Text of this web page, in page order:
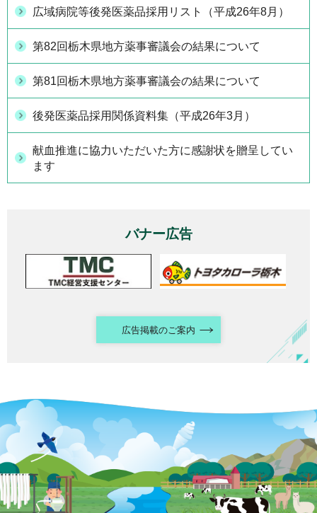
広域病院等後発医薬品採用リスト（平成26年8月）
第82回栃木県地方薬事審議会の結果について
第81回栃木県地方薬事審議会の結果について
後発医薬品採用関係資料集（平成26年3月）
献血推進に協力いただいた方に感謝状を贈呈してい
ます
バナー広告
広告掲載のご案内